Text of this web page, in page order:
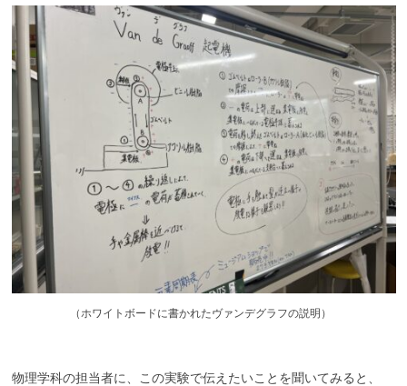
（ ホワイトボードに書かれたヴァンデグラフの説明）
物理学科の担当者に、この実験で伝えたいことを聞いてみると、